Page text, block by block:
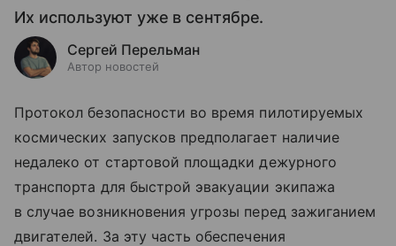
Их используют уже в сентябре.
Сергей Перельман
Автор новостей
Протокол безопасности во время пилотируемых
космических запусков предполагает наличие
недалеко от стартовой площадки дежурного
транспорта для быстрой эвакуации экипажа
в случае возникновения угрозы перед зажиганием
двигателей. За эту часть обеспечения